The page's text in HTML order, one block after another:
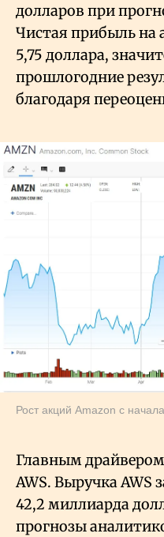
долларов при
Чистая прибыль на
5,75 доллара,
прошлогодние
благодаря
Рост акций Amazon с
Главным
AWS. Выручка AWS
42,2 миллиарда
прогнозы